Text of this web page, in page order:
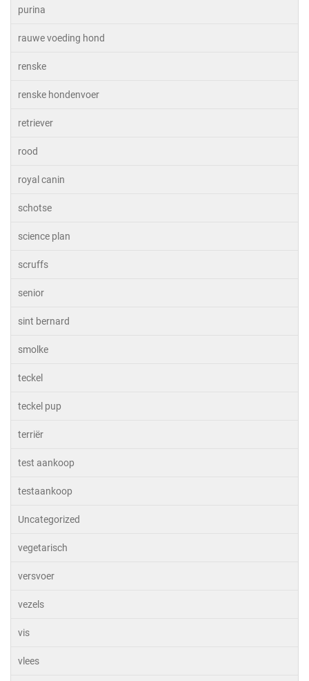
purina
rauwe voeding hond
renske
renske hondenvoer
retriever
rood
royal canin
schotse
science plan
scruffs
senior
sint bernard
smolke
teckel
teckel pup
terriër
test aankoop
testaankoop
Uncategorized
vegetarisch
versvoer
vezels
vis
vlees